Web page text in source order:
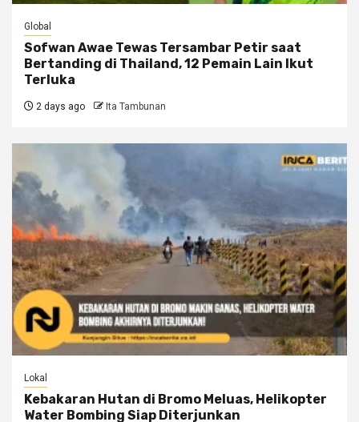
Global
Sofwan Awae Tewas Tersambar Petir saat
Bertanding di Thailand, 12 Pemain Lain Ikut
Terluka
2 days ago Ita Tambunan
Lokal
Kebakaran Hutan di Bromo Meluas, Helikopter
Water Bombing Siap Diterjunkan